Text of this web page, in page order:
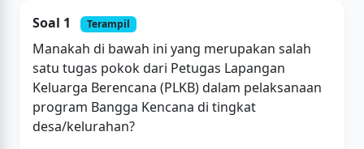
Soal 1 Terampil
Manakah di bawah ini yang merupakan salah
satu tugas pokok dari Petugas Lapangan
Keluarga Berencana (PLKB) dalam pelaksanaan
program Bangga Kencana di tingkat
desa/kelurahan?